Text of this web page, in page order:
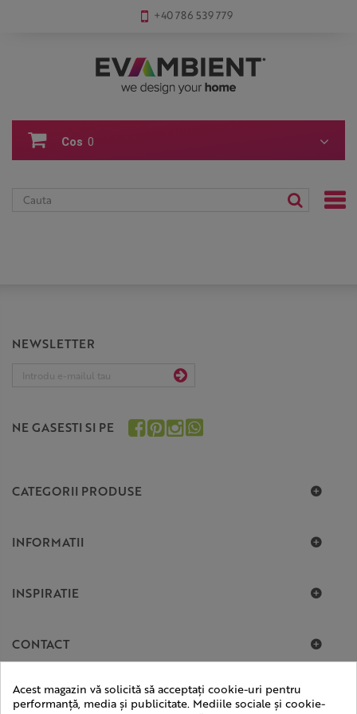
+40 786 539 779
Cos 0
NEWSLETTER
NE GASESTI SI PE
CATEGORII PRODUSE
INFORMATII
INSPIRATIE
CONTACT
Acest magazin vă solicită să acceptați cookie-uri pentru
performanță, media și publicitate. Mediile sociale și cookie-